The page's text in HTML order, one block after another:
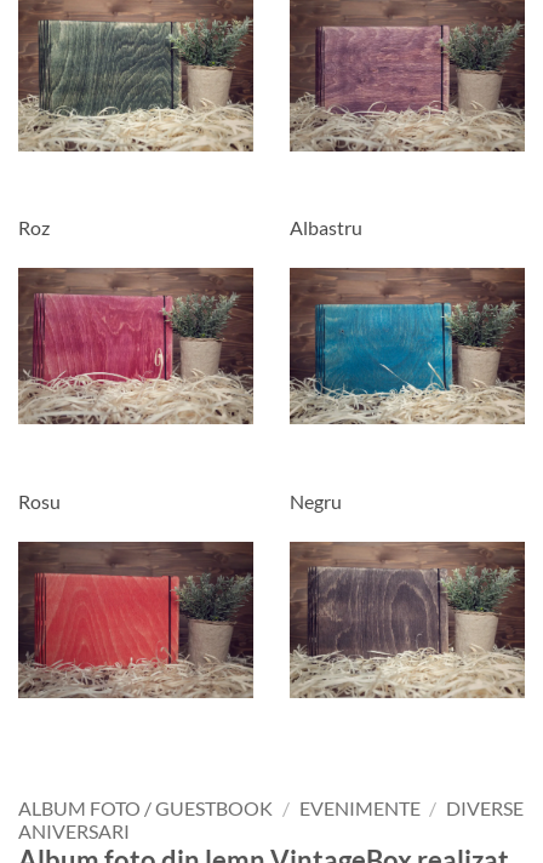
Roz Albastru
Rosu Negru
ALBUM FOTO / GUESTBOOK / EVENIMENTE / DIVERSE
ANIVERSARI